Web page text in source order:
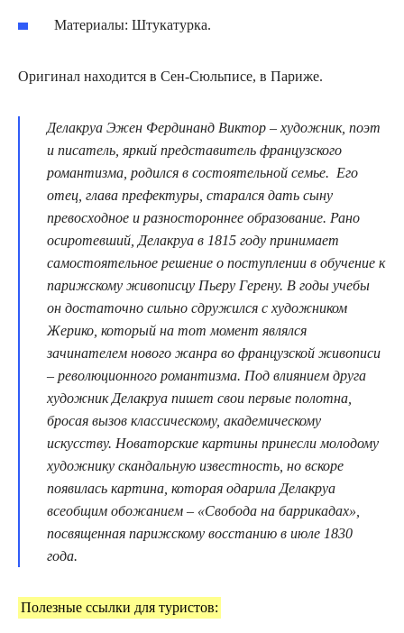
Материалы: Штукатурка.
Оригинал находится в Сен-Сюльписе, в Париже.
Делакруа Эжен Фердинанд Виктор – художник, поэт
и писатель, яркий представитель французского
романтизма, родился в состоятельной семье. Его
отец, глава префектуры, старался дать сыну
превосходное и разностороннее образование. Рано
осиротевший, Делакруа в 1815 году принимает
самостоятельное решение о поступлении в обучение к
парижскому живописцу Пьеру Герену. В годы учебы
он достаточно сильно сдружился с художником
Жерико, который на тот момент являлся
зачинателем нового жанра во французской живописи
– революционного романтизма. Под влиянием друга
художник Делакруа пишет свои первые полотна,
бросая вызов классическому, академическому
искусству. Новаторские картины принесли молодому
художнику скандальную известность, но вскоре
появилась картина, которая одарила Делакруа
всеобщим обожанием – «Свобода на баррикадах»,
посвященная парижскому восстанию в июле 1830
года.
Полезные ссылки для туристов: